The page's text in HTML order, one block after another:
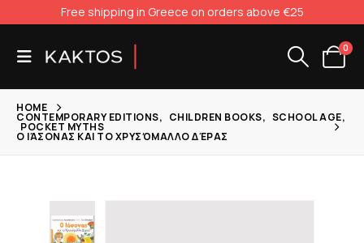
Free shipping in Greece on orders above €25
0
HOME
CONTEMPORARY EDITIONS, CHILDREN BOOKS, SCHOOL AGE,
POCKET MYTHS
Ο ΙΆΣΟΝΑΣ ΚΑΙ ΤΟ ΧΡΥΣΌΜΑΛΛΟ ΔΈΡΑΣ